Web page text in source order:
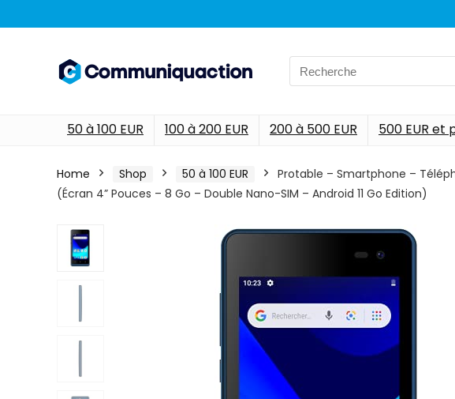
Search
for:
50 à 100 EUR 100 à 200 EUR 200 à 500 EUR 500 EUR et
Home Shop 50 à 100 EUR
Protable – Smartphone –
(Écran 4” Pouces – 8 Go – Double Nano-SIM – Android 11 Go Edition)